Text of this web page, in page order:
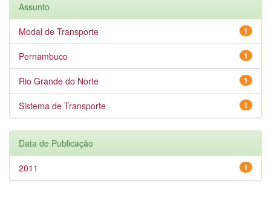
Assunto
1
Modal de Transporte
1
Pernambuco
1
Rio Grande do Norte
1
Sistema de Transporte
Data de Publicação
1
2011